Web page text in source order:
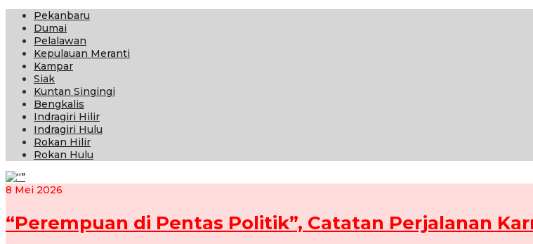
Pekanbaru
Dumai
Pelalawan
Kepulauan Meranti
Kampar
Siak
Kuntan Singingi
Bengkalis
Indragiri Hilir
Indragiri Hulu
Rokan Hilir
Rokan Hulu
8 Mei 2026
“Perempuan di Pentas Politik”, Catatan Perjalanan